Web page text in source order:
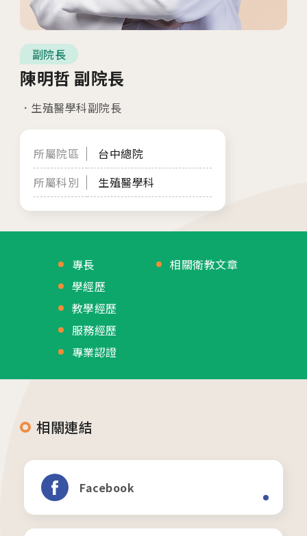
06 最新消息
07 衛教資訊
08 圓夢分享
副院長
陳明哲 副院長
生殖醫學科副院長
所屬院區
台中總院
所屬科別
生殖醫學科
專長
學經歷
教學經歷
服務經歷
專業認證
相關衛教文章
相關連結
Facebook